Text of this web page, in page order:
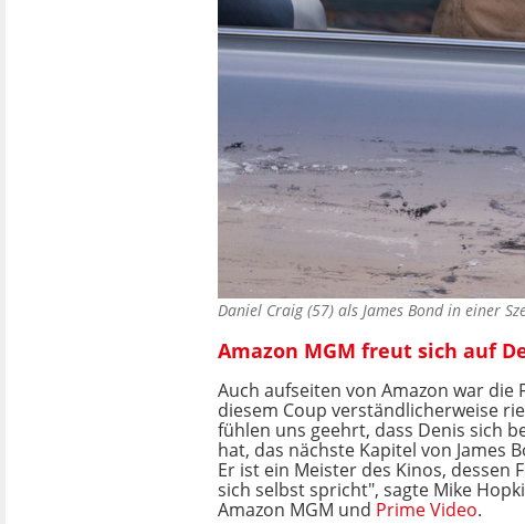
Daniel Craig (57) als James Bond in einer
Amazon MGM freut sich auf
Auch aufseiten von Amazon war die
diesem Coup verständlicherweise
fühlen uns geehrt, dass Denis sich
hat, das nächste Kapitel von James
Er ist ein Meister des Kinos, dessen
sich selbst spricht", sagte Mike
Amazon MGM und Prime Video.